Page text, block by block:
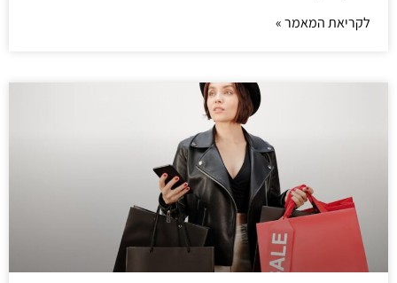
לקריאת המאמר »